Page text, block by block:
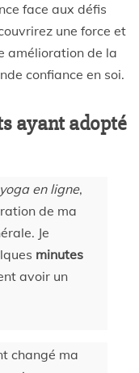
face aux défis
une force et
amélioration de la
confiance en soi.
ayant adopté
yoga en ligne,
de ma
Je
minutes
avoir un
changé ma